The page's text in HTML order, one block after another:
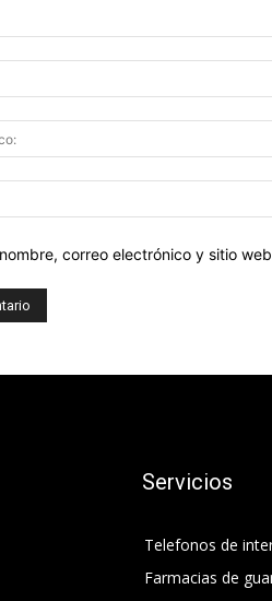
correo electrónico y sitio
Servicios
Telefonos de
Farmacias de